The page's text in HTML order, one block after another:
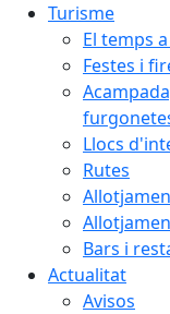
Turisme
El temps
Festes i
Llocs
Rutes
Bars i
Actualitat
Avisos